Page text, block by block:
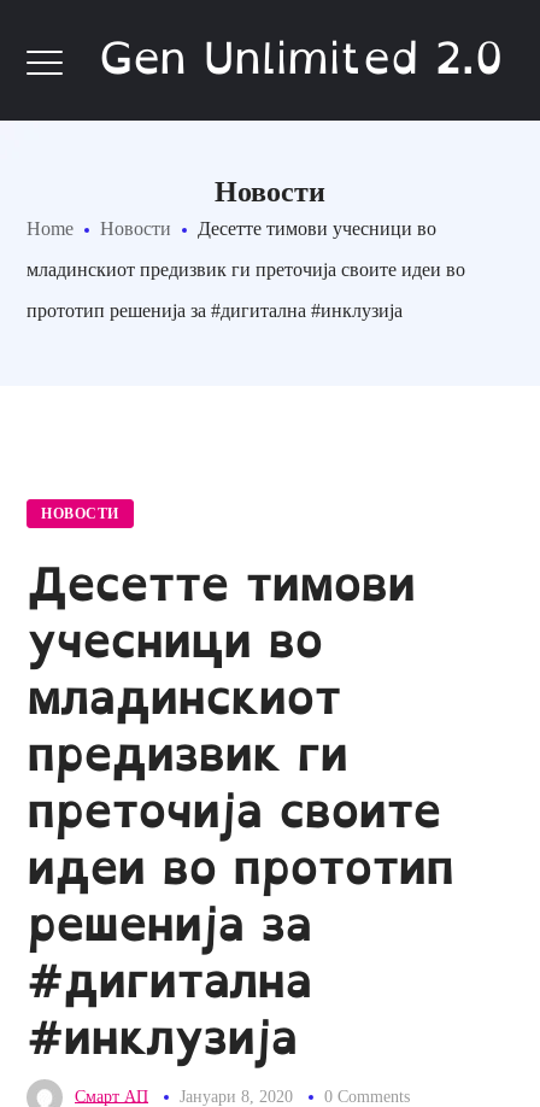
Gen Unlimited 2.0
Новости
Home Новости
Десетте тимови учесници во
младинскиот предизвик ги преточија своите идеи во
прототип решенија за #дигитална #инклузија
НОВОСТИ
Десетте тимови
учесници во
младинскиот
предизвик ги
преточија своите
идеи во прототип
решенија за
#дигитална
#инклузија
Смарт АП Јануари 8, 2020 0 Comments